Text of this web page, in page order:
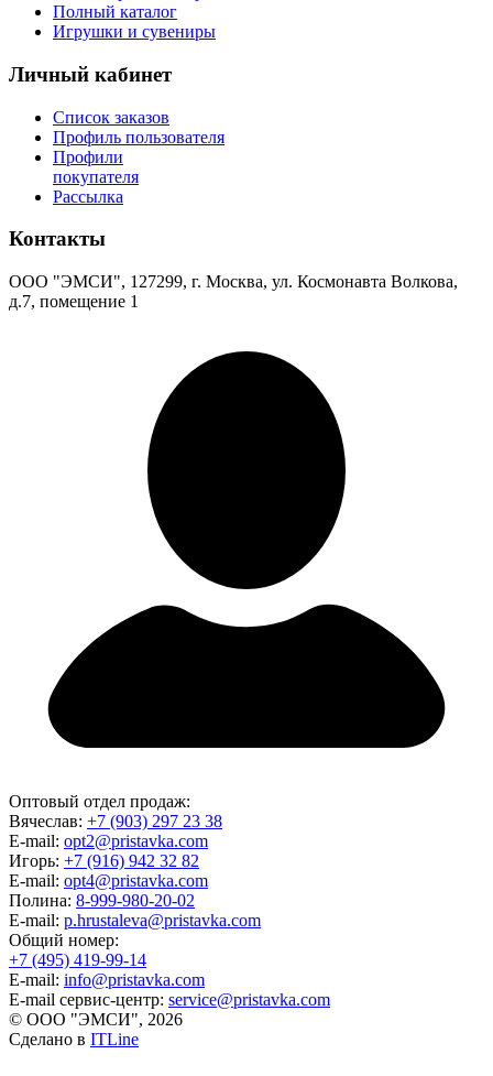
Полный каталог
Игрушки и сувениры
Личный кабинет
Список заказов
Профиль пользователя
Профили
покупателя
Рассылка
Контакты
ООО "ЭМСИ", 127299, г. Москва, ул. Космонавта Волкова,
д.7, помещение 1
Оптовый отдел продаж:
Вячеслав: +7 (903) 297 23 38
E-mail: opt2@pristavka.com
Игорь: +7 (916) 942 32 82
E-mail: opt4@pristavka.com
Полина: 8-999-980-20-02
E-mail: p.hrustaleva@pristavka.com
Общий номер:
+7 (495) 419-99-14
E-mail: info@pristavka.com
E-mail сервис-центр: service@pristavka.com
© ООО "ЭМСИ", 2026
Сделано в ITLine